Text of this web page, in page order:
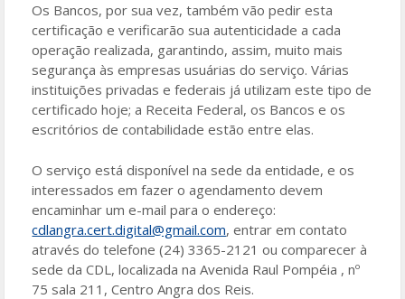
Os Bancos, por sua vez, também vão pedir esta
certificação e verificarão sua autenticidade a cada
operação realizada, garantindo, assim, muito mais
segurança às empresas usuárias do serviço. Várias
instituições privadas e federais já utilizam este tipo de
certificado hoje; a Receita Federal, os Bancos e os
escritórios de contabilidade estão entre elas.
O serviço está disponível na sede da entidade, e os
interessados em fazer o agendamento devem
encaminhar um e-mail para o endereço:
cdlangra.cert.digital@gmail.com, entrar em contato
através do telefone (24) 3365-2121 ou comparecer à
sede da CDL, localizada na Avenida Raul Pompéia , nº
75 sala 211, Centro Angra dos Reis.